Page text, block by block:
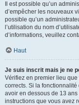
Il est possible qu’un
d’empêcher les nouveaux
possible qu’un
l’utilisation du nom
d’informations, veuillez
Haut
Je suis inscrit mais je ne
Vérifiez en premier lieu que
corrects. Si la fonctionnalité
avoir en dessous de 13
instructions que vous avez